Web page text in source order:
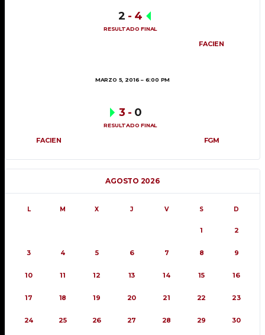
FACIEN
2 - 4
RESULTADO FINAL
MARZO 5, 2016 6:00 PM
FACIEN FGM
3 - 0
RESULTADO FINAL
AGOSTO 2026
L M X J V S D
1 2
3 4 5 6 7 8 9
10 11 12 13 14 15 16
17 18 19 20 21 22 23
24 25 26 27 28 29 30